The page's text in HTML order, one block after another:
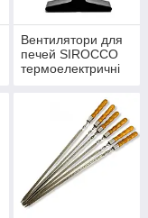
Вентилятори для
печей SIROCCO
термоелектричні